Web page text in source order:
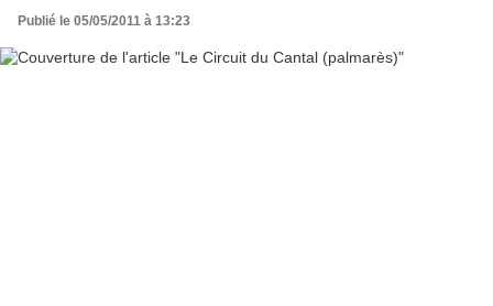
Publié le 05/05/2011 à 13:23